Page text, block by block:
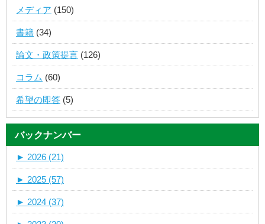
メディア (150)
書籍 (34)
論文・政策提言 (126)
コラム (60)
希望の即答 (5)
バックナンバー
► 2026 (21)
► 2025 (57)
► 2024 (37)